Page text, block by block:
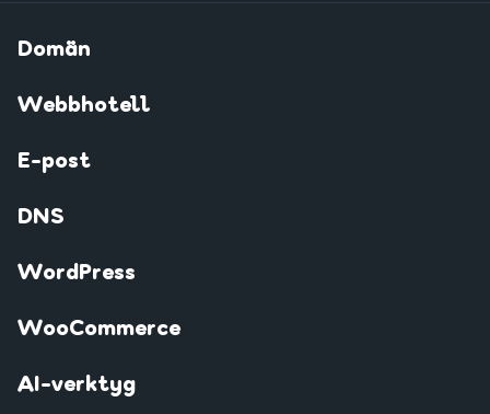
Domän
Webbhotell
E-post
DNS
WordPress
WooCommerce
AI-verktyg